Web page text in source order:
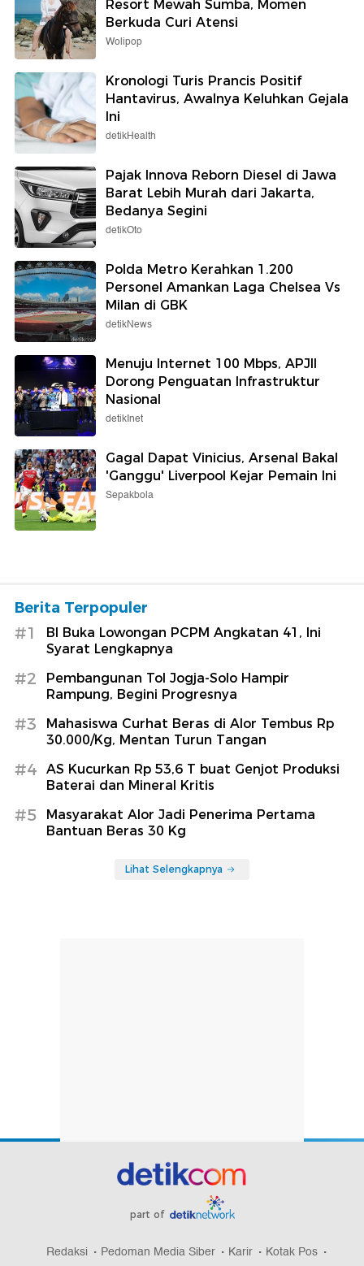
Resort Mewah Sumba, Momen
Berkuda Curi Atensi
Wolipop
Kronologi Turis Prancis Positif
Hantavirus, Awalnya Keluhkan Gejala
Ini
detikHealth
Pajak Innova Reborn Diesel di Jawa
Barat Lebih Murah dari Jakarta,
Bedanya Segini
detikOto
Polda Metro Kerahkan 1.200
Personel Amankan Laga Chelsea Vs
Milan di GBK
detikNews
Menuju Internet 100 Mbps, APJII
Dorong Penguatan Infrastruktur
Nasional
detikInet
Gagal Dapat Vinicius, Arsenal Bakal
'Ganggu' Liverpool Kejar Pemain Ini
Sepakbola
Berita Terpopuler
#1
BI Buka Lowongan PCPM Angkatan 41, Ini
Syarat Lengkapnya
#2
Pembangunan Tol Jogja-Solo Hampir
Rampung, Begini Progresnya
#3
Mahasiswa Curhat Beras di Alor Tembus Rp
30.000/Kg, Mentan Turun Tangan
#4
AS Kucurkan Rp 53,6 T buat Genjot Produksi
Baterai dan Mineral Kritis
#5
Masyarakat Alor Jadi Penerima Pertama
Bantuan Beras 30 Kg
Lihat Selengkapnya
part of
Redaksi Pedoman Media Siber Karir
Kotak Pos